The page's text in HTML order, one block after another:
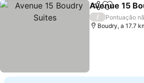
PartilharAdicionar
Avenue 15
/
Pontuação
Boudry, a 17.7